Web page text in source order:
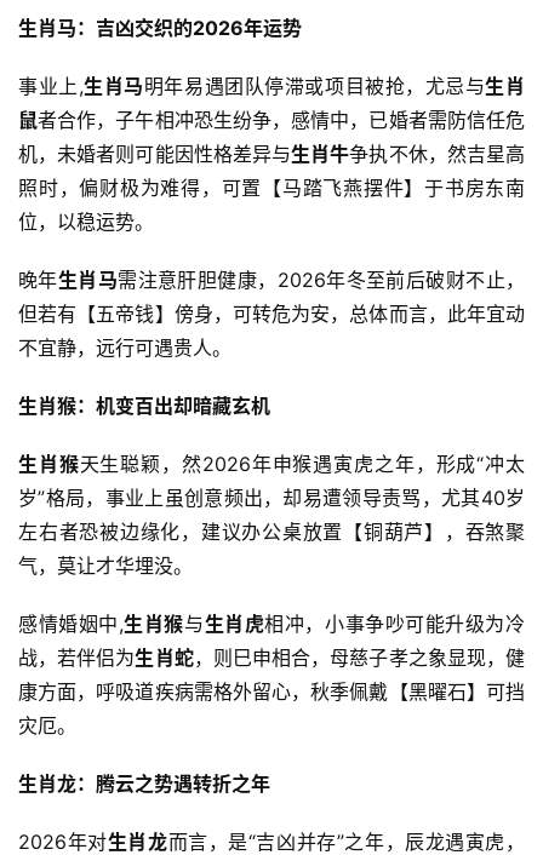
生肖马：吉凶交织的2026年运势
事业上,生肖马明年易遇团队停滞或项目被抢，尤忌与生肖
鼠者合作，子午相冲恐生纷争，感情中，已婚者需防信任危
机，未婚者则可能因性格差异与生肖牛争执不休，然吉星高
照时，偏财极为难得，可置【马踏飞燕摆件】于书房东南
位，以稳运势。
晚年生肖马需注意肝胆健康，2026年冬至前后破财不止，
但若有【五帝钱】傍身，可转危为安，总体而言，此年宜动
不宜静，远行可遇贵人。
生肖猴：机变百出却暗藏玄机
生肖猴天生聪颖，然2026年申猴遇寅虎之年，形成“冲太
岁”格局，事业上虽创意频出，却易遭领导责骂，尤其40岁
左右者恐被边缘化，建议办公桌放置【铜葫芦】，吞煞聚
气，莫让才华埋没。
感情婚姻中,生肖猴与生肖虎相冲，小事争吵可能升级为冷
战，若伴侣为生肖蛇，则巳申相合，母慈子孝之象显现，健
康方面，呼吸道疾病需格外留心，秋季佩戴【黑曜石】可挡
灾厄。
生肖龙：腾云之势遇转折之年
2026年对生肖龙而言，是“吉凶并存”之年，辰龙遇寅虎，